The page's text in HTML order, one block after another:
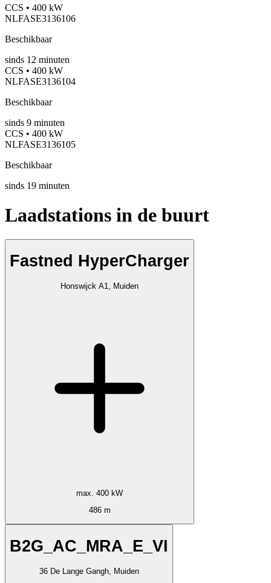
CCS • 400 kW
NLFASE3136106
Beschikbaar
sinds 12 minuten
CCS • 400 kW
NLFASE3136104
Beschikbaar
sinds 9 minuten
CCS • 400 kW
NLFASE3136105
Beschikbaar
sinds 19 minuten
Laadstations in de buurt
Fastned HyperCharger
Honswijck A1, Muiden
max. 400 kW
486 m
B2G_AC_MRA_E_VI
36 De Lange Gangh, Muiden